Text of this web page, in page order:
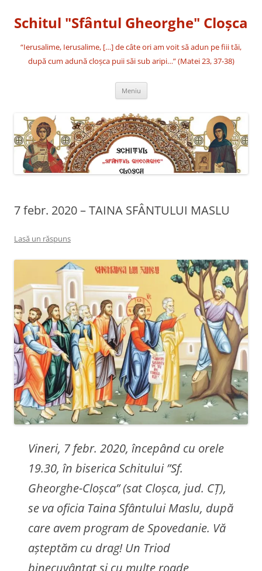
conținut
Schitul "Sfântul Gheorghe" Cloşca
“Ierusalime, Ierusalime, […] de câte ori am voit să adun pe fiii tăi,
după cum adună cloşca puii săi sub aripi…” (Matei 23, 37-38)
Meniu
7 febr. 2020 – TAINA SFÂNTULUI MASLU
Lasă un răspuns
Vineri, 7 febr. 2020, începând cu orele
19.30, în biserica Schitului ”Sf.
Gheorghe-Cloșca” (sat Cloșca, jud. CȚ),
se va oficia Taina Sfântului Maslu, după
care avem program de Spovedanie. Vă
așteptăm cu drag! Un Triod